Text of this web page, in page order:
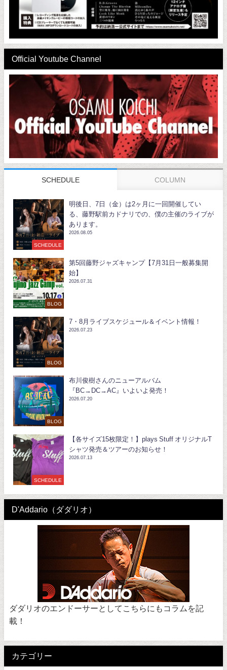
Official Youtube Channel
SCHEDULE COLUMN
SCHEDULE
明後日、7日（金）は2ヶ月に一回開催してい
る、藤野駅前カドナリでの、僕の主催のライブが
あります。
2026.08.05
BLOG
第5回藤野ジャズキャンプ【7月31日一般募集開
始】
2026.07.31
BLOG
7・8月ライブスケジュール＆イベント情報！
2026.07.23
BLOG
布川俊樹さんのニューアルバム
『BC→DC→AC』いよいよ発売！
2026.07.20
SCHEDULE
【各サイズ15枚限定！】plays Stuff オリジナルT
シャツ発売＆ツアーのお知らせ！
2026.07.13
D'Addario（ダダリオ）
ダダリオのエンドーサーとしてこちらにもコラムを記
載！
カテゴリー